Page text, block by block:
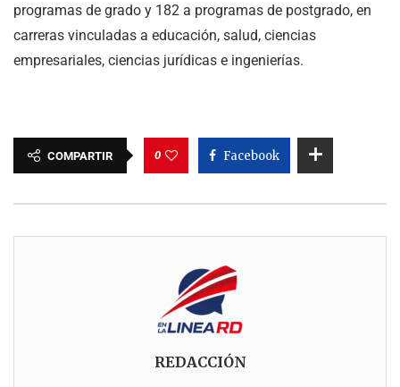
programas de grado y 182 a programas de postgrado, en
carreras vinculadas a educación, salud, ciencias
empresariales, ciencias jurídicas e ingenierías.
COMPARTIR 0 Facebook
REDACCIÓN